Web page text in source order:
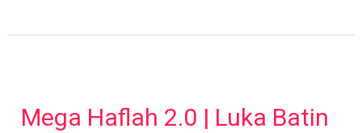
Mega Haflah 2.0 | Luka Batin
2.0